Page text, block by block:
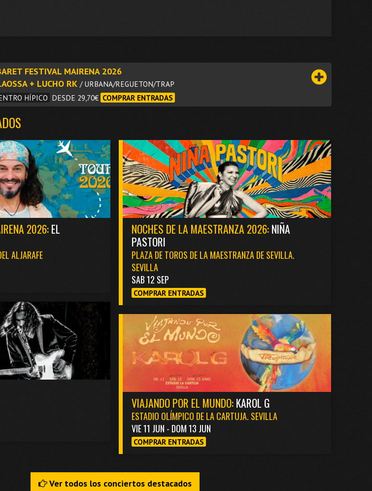
FESTIVAL MAIRENA 2026
+ LUCHO RK / URBANA/REGUETON/TRAP
HÍPICO DESDE 29,70€ COMPRAR ENTRADAS
2026:EL
ALJARAFE
NOCHES DE LA MAESTRANZA 2026:NIÑA
PASTORI
PLAZA DE TOROS DE LA MAESTRANZA DE SEVILLA.
SEVILLA
SAB 12 SEP
COMPRAR ENTRADAS
VIAJANDO POR EL MUNDO:KAROL G
ESTADIO OLÍMPICO DE LA CARTUJA. SEVILLA
VIE 11 JUN - DOM 13 JUN
COMPRAR ENTRADAS
Ver todos los conciertos destacados